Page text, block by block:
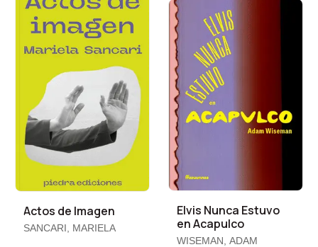
Actos de Imagen
SANCARI, MARIELA
Elvis Nunca Estuvo
en Acapulco
WISEMAN, ADAM